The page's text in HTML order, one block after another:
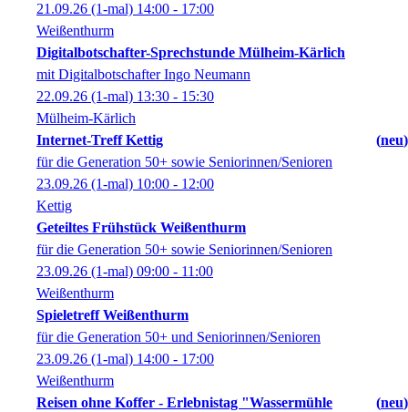
21.09.26 (1-mal) 14:00 - 17:00
Weißenthurm
Digitalbotschafter-Sprechstunde Mülheim-Kärlich
mit Digitalbotschafter Ingo Neumann
22.09.26 (1-mal) 13:30 - 15:30
Mülheim-Kärlich
Internet-Treff Kettig
neu
für die Generation 50+ sowie Seniorinnen/Senioren
23.09.26 (1-mal) 10:00 - 12:00
Kettig
Geteiltes Frühstück Weißenthurm
für die Generation 50+ sowie Seniorinnen/Senioren
23.09.26 (1-mal) 09:00 - 11:00
Weißenthurm
Spieletreff Weißenthurm
für die Generation 50+ und Seniorinnen/Senioren
23.09.26 (1-mal) 14:00 - 17:00
Weißenthurm
Reisen ohne Koffer - Erlebnistag "Wassermühle
neu